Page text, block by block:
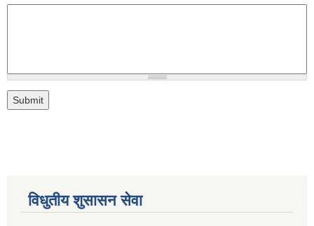
विधुतीय शुसासन सेवा